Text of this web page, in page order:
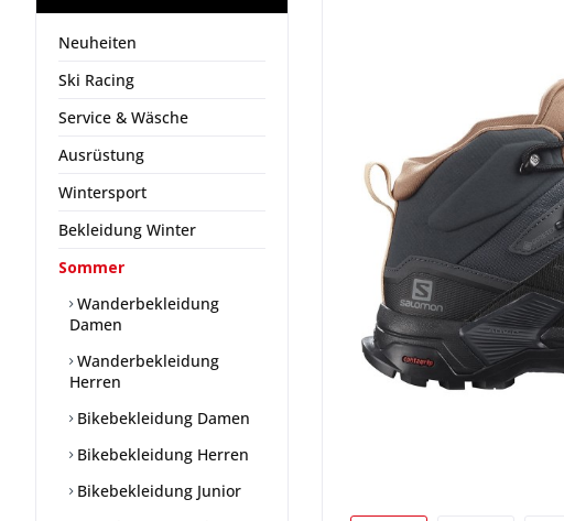
Neuheiten
Ski Racing
Service & Wäsche
Ausrüstung
Wintersport
Bekleidung Winter
Sommer
Wanderbekleidung
Damen
Wanderbekleidung
Herren
Bikebekleidung Damen
Bikebekleidung Herren
Bikebekleidung Junior